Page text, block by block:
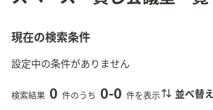
現在の検索条件
設定中の条件がありません
検索結果 0 件のうち 0-0 件を表示 並べ替え